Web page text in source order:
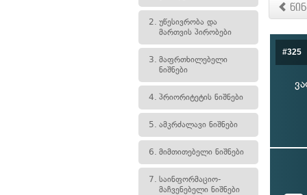
2. უწესივრობა და
მართვის პირობები
3. მაფრთხილებელი
ნიშნები
4. პრიორიტეტის ნიშნები
5. ამკრძალავი ნიშნები
6. მიმთითებელი ნიშნები
7. საინფორმაციო-
მაჩვენებელი ნიშნები
#325